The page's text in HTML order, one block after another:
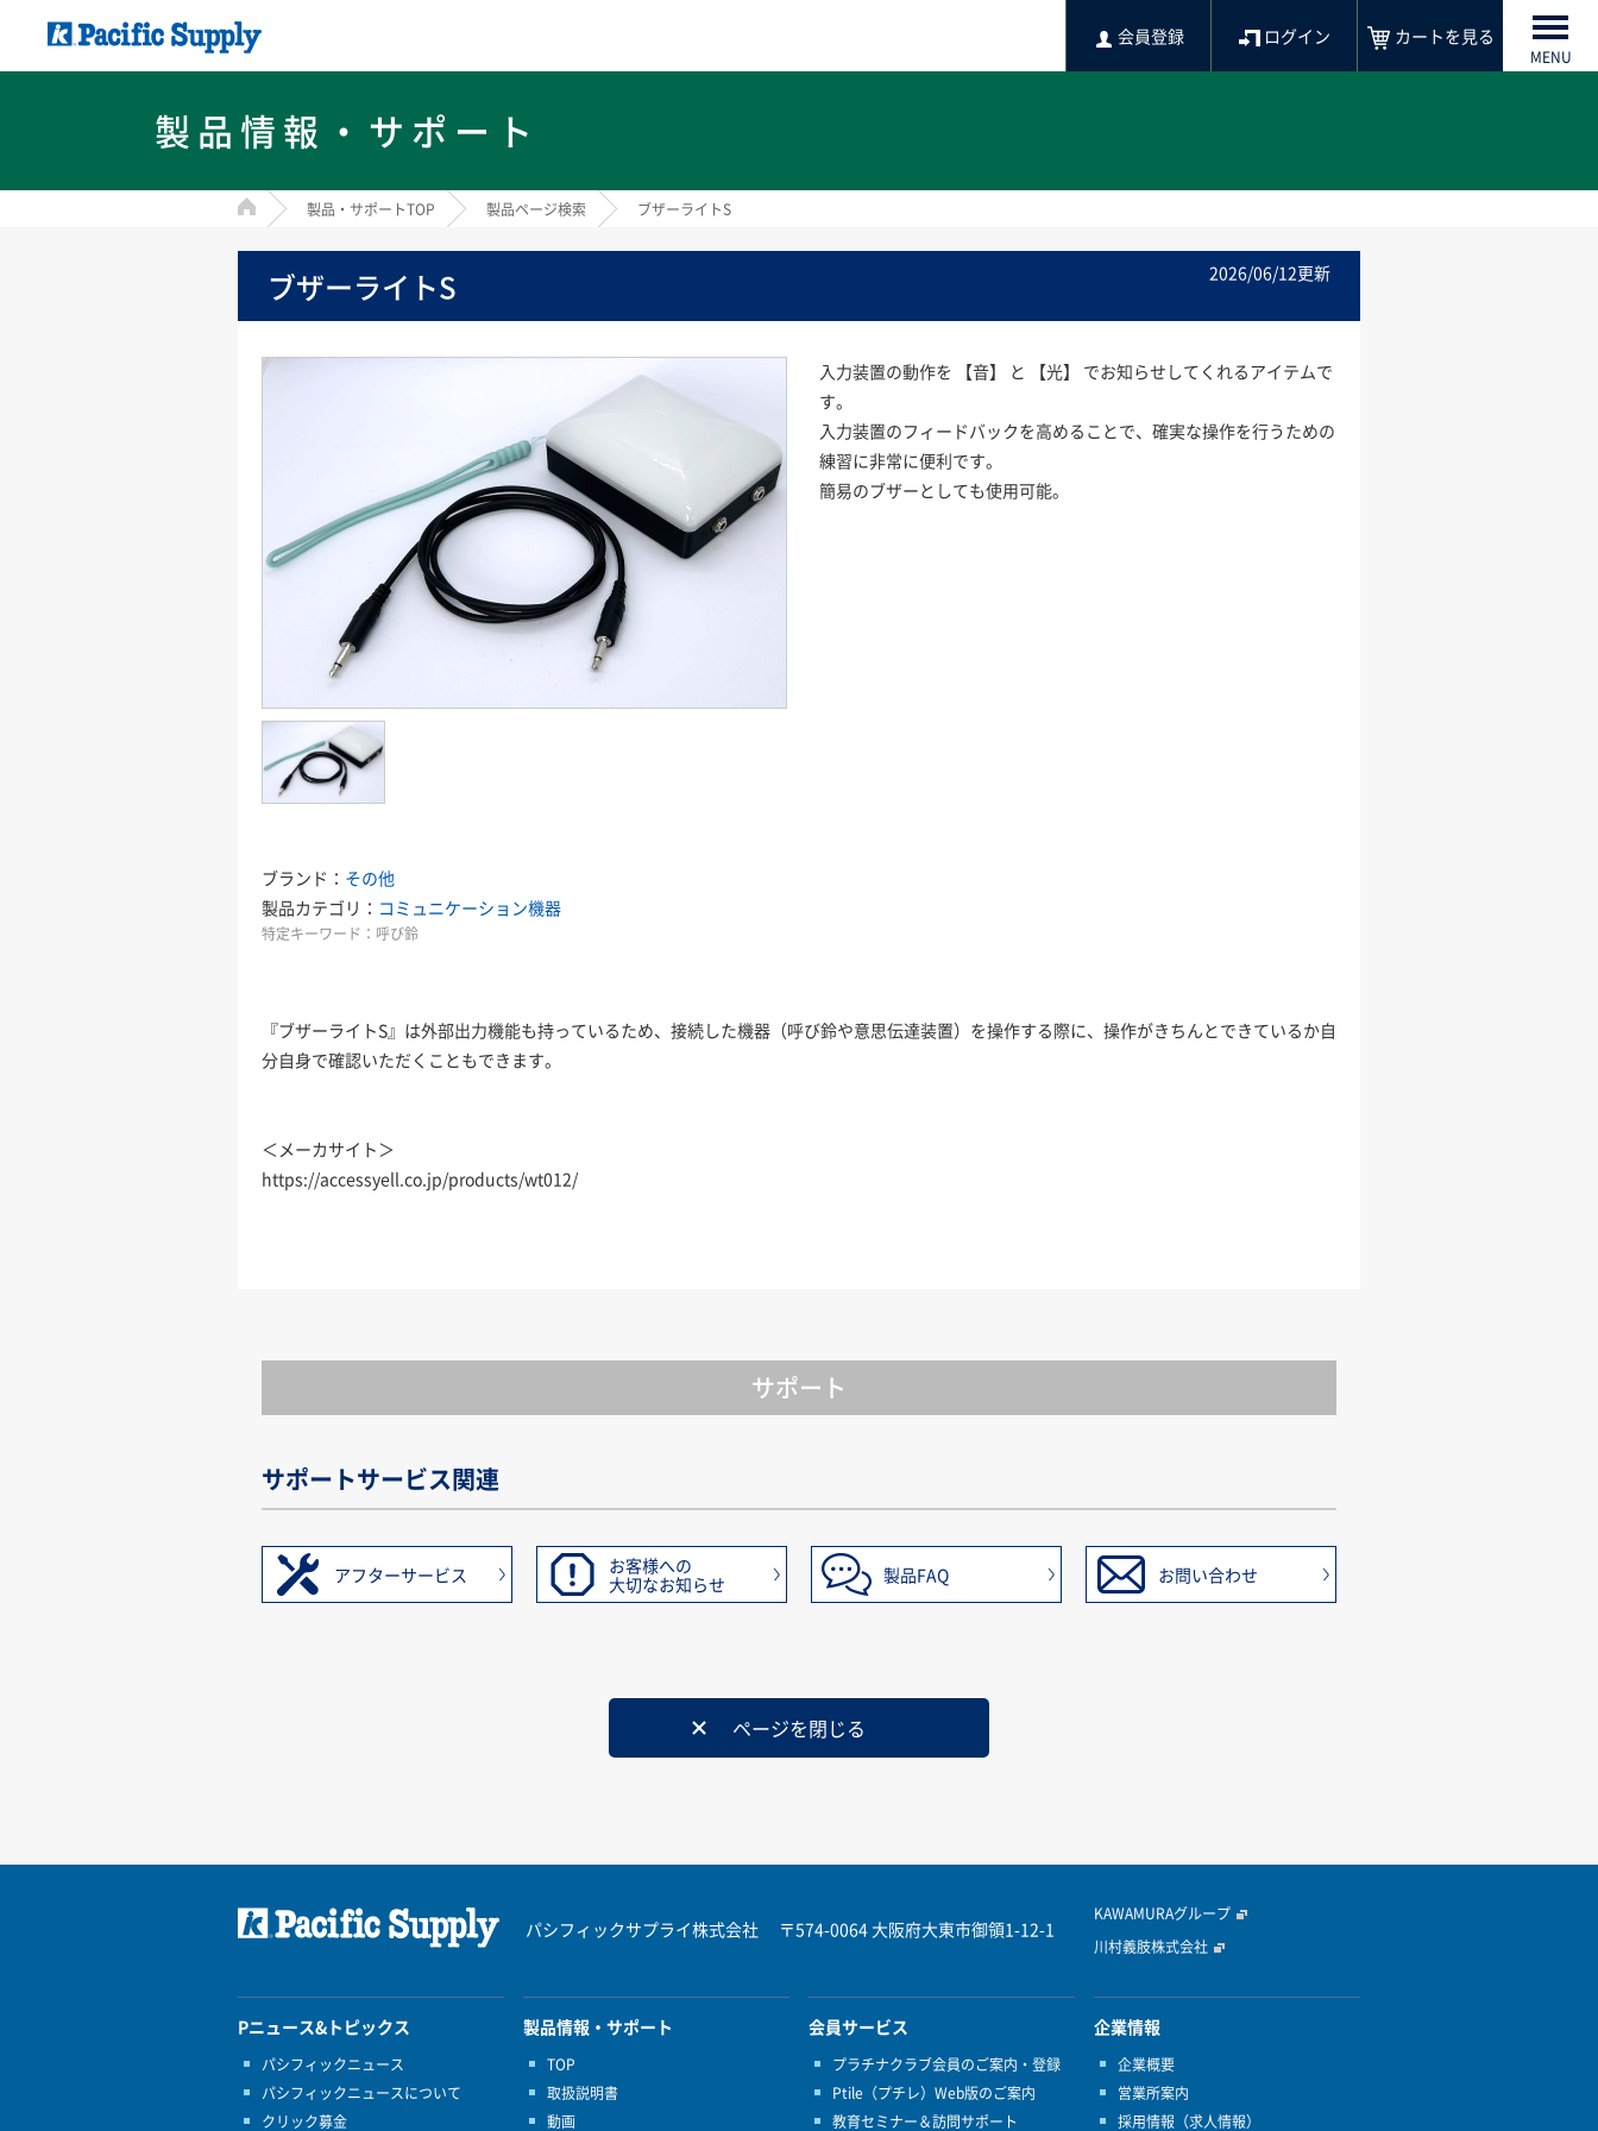
会員登録 ログイン カートを見る
MENU
製品情報・サポート
HOME 製品・サポートTOP 製品ページ検索 ブザーライトS
2026/06/12更新
ブザーライトS
ブランド： その他
製品カテゴリ： コミュニケーション機器
特定キーワード： 呼び鈴
入力装置の動作を 【音】 と 【光】 でお知らせしてくれるアイテムで
す。
入力装置のフィードバックを高めることで、確実な操作を行うための
練習に非常に便利です。
簡易のブザーとしても使用可能。
『ブザーライトS』は外部出力機能も持っているため、接続した機器（呼び鈴や意思伝達装置）を操作する際に、操作がきちんとできているか自
分自身で確認いただくこともできます。
＜メーカサイト＞
https://accessyell.co.jp/products/wt012/
サポート
サポートサービス関連
アフターサービス
お客様への
大切なお知らせ
製品FAQ お問い合わせ
ページを閉じる
パシフィックサプライ株式会社 〒574-0064 大阪府大東市御領1-12-1
KAWAMURAグループ
川村義肢株式会社
Pニュース&トピックス
パシフィックニュース
パシフィックニュースについて
クリック募金
製品情報・サポート
TOP
取扱説明書
動画
会員サービス
プラチナクラブ会員のご案内・登録
Ptile（プチレ）Web版のご案内
教育セミナー＆訪問サポート
企業情報
企業概要
営業所案内
採用情報（求人情報）